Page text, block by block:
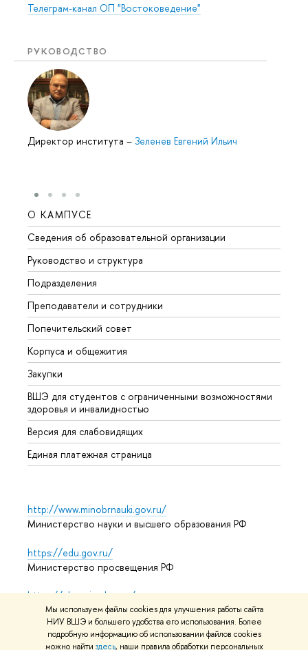
Мы используем файлы cookies для улучшения работы сайта
НИУ ВШЭ и большего удобства его использования. Более
подробную информацию об использовании файлов cookies
можно найти здесь, наши правила обработки персональных
Телеграм-канал ОП "Востоковедение"
РУКОВОДСТВО
Директор института – Зеленев Евгений Ильич
О КАМПУСЕ
Сведения об образовательной организации
Руководство и структура
Подразделения
Преподаватели и сотрудники
Попечительский совет
Корпуса и общежития
Закупки
ВШЭ для студентов с ограниченными возможностями
здоровья и инвалидностью
Версия для слабовидящих
Единая платежная страница
http://www.minobrnauki.gov.ru/
Министерство науки и высшего образования РФ
https://edu.gov.ru/
Министерство просвещения РФ
https://elearning.hse.ru/mooc
Массовые открытые онлайн-курсы